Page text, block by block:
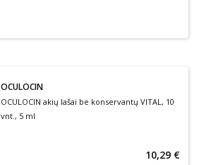
OCULOCIN
OCULOCIN akių lašai be konservantų VITAL, 10
vnt., 5 ml
10,29 €